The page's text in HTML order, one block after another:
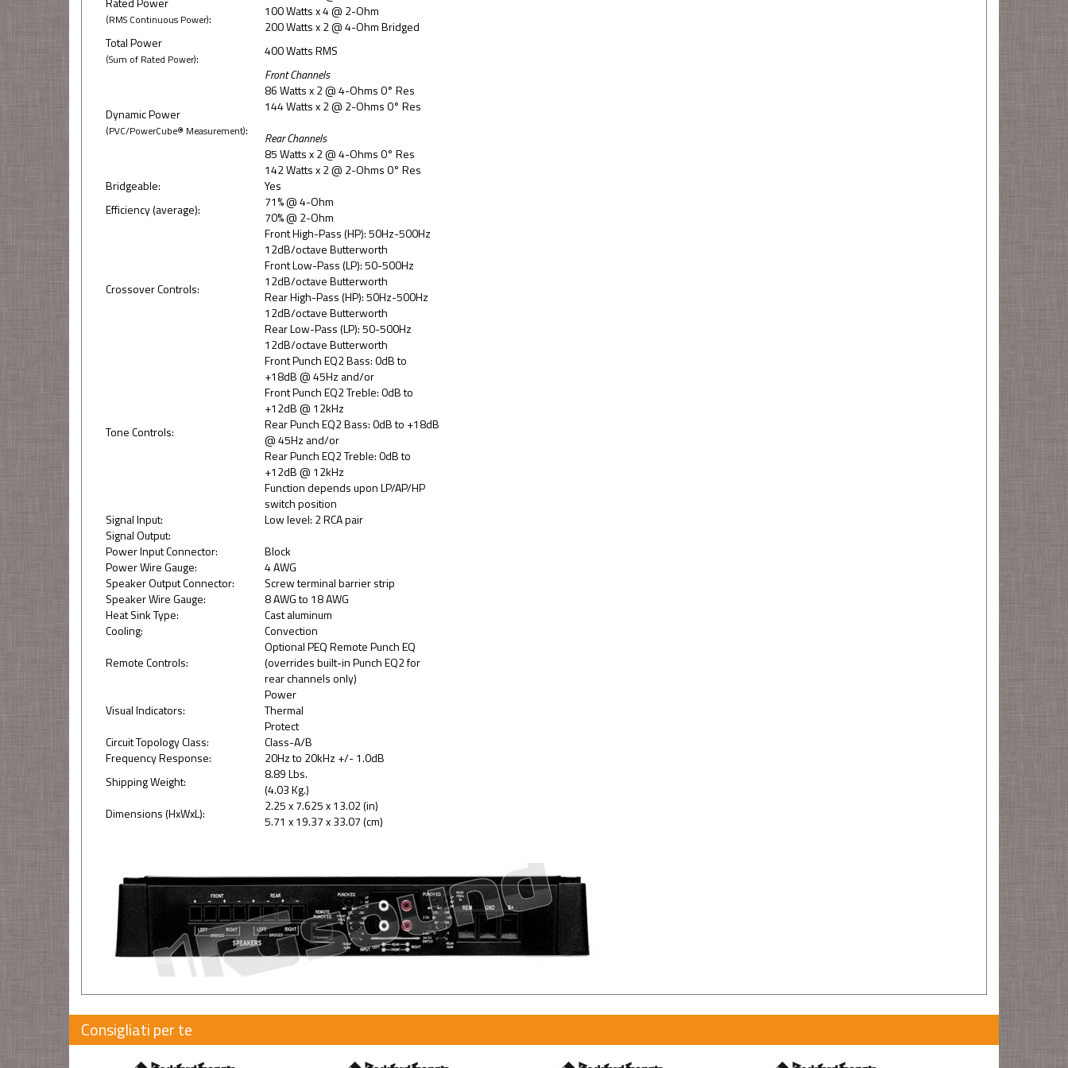
(RMS Continuous Power):
100 Watts x 4 @ 2-Ohm
200 Watts x 2 @ 4-Ohm Bridged
Total Power
(Sum of Rated Power): 400 Watts RMS
Dynamic Power
(PVC/PowerCube® Measurement):
Front Channels
86 Watts x 2 @ 4-Ohms 0° Res
144 Watts x 2 @ 2-Ohms 0° Res
Rear Channels
85 Watts x 2 @ 4-Ohms 0° Res
142 Watts x 2 @ 2-Ohms 0° Res
Bridgeable:
Yes
Efficiency (average):
71% @ 4-Ohm
70% @ 2-Ohm
Crossover Controls:
Front High-Pass (HP): 50Hz-500Hz
12dB/octave Butterworth
Front Low-Pass (LP): 50-500Hz
12dB/octave Butterworth
Rear High-Pass (HP): 50Hz-500Hz
12dB/octave Butterworth
Rear Low-Pass (LP): 50-500Hz
12dB/octave Butterworth
Tone Controls:
Front Punch EQ2 Bass: 0dB to
+18dB @ 45Hz and/or
Front Punch EQ2 Treble: 0dB to
+12dB @ 12kHz
Rear Punch EQ2 Bass: 0dB to +18dB
@ 45Hz and/or
Rear Punch EQ2 Treble: 0dB to
+12dB @ 12kHz
Function depends upon LP/AP/HP
switch position
Signal Input:
Low level: 2 RCA pair
Signal Output:
Power Input Connector:
Block
Power Wire Gauge:
4 AWG
Speaker Output Connector:
Screw terminal barrier strip
Speaker Wire Gauge:
8 AWG to 18 AWG
Heat Sink Type:
Cast aluminum
Cooling:
Convection
Remote Controls:
Optional PEQ Remote Punch EQ
(overrides built-in Punch EQ2 for
rear channels only)
Visual Indicators:
Power
Thermal
Protect
Circuit Topology Class:
Class-A/B
Frequency Response:
20Hz to 20kHz +/- 1.0dB
Shipping Weight:
8.89 Lbs.
(4.03 Kg.)
Dimensions (HxWxL):
2.25 x 7.625 x 13.02 (in)
5.71 x 19.37 x 33.07 (cm)
Consigliati per te